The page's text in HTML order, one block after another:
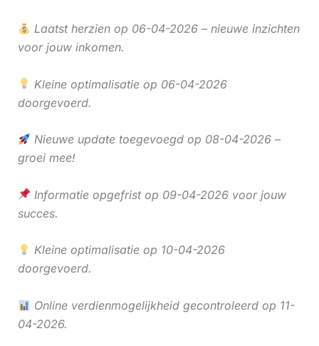
Laatst herzien op 06-04-2026 – nieuwe inzichten
voor jouw inkomen.
Kleine optimalisatie op 06-04-2026
doorgevoerd.
Nieuwe update toegevoegd op 08-04-2026 –
groei mee!
Informatie opgefrist op 09-04-2026 voor jouw
succes.
Kleine optimalisatie op 10-04-2026
doorgevoerd.
Online verdienmogelijkheid gecontroleerd op 11-
04-2026.